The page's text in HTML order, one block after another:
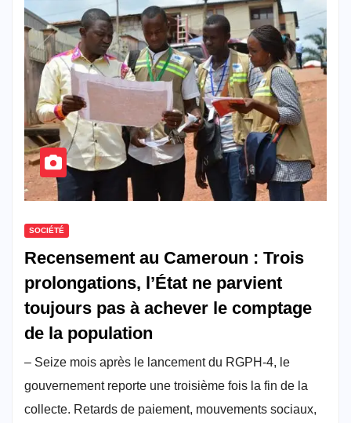
SOCIÉTÉ
Recensement au Cameroun : Trois
prolongations, l’État ne parvient
toujours pas à achever le comptage
de la population
– Seize mois après le lancement du RGPH-4, le
gouvernement reporte une troisième fois la fin de la
collecte. Retards de paiement, mouvements sociaux,